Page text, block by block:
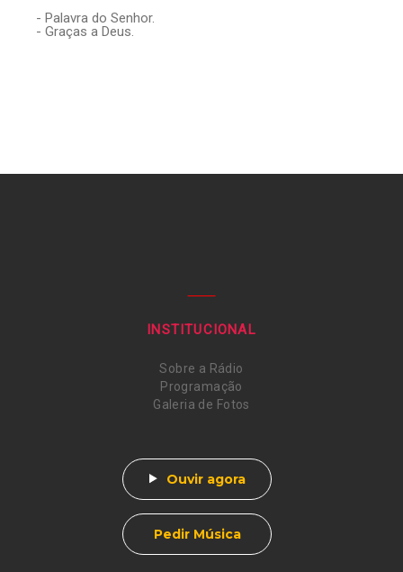
- Palavra do Senhor.
- Graças a Deus.
INSTITUCIONAL
Sobre a Rádio
Programação
Galeria de Fotos
Ouvir agora
Pedir Música